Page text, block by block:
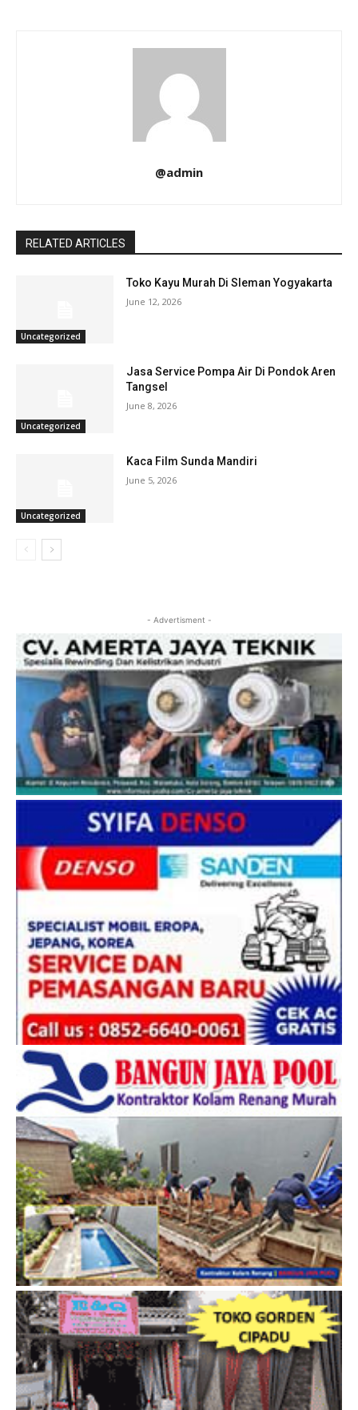
@admin
RELATED ARTICLES
Uncategorized
Toko Kayu Murah Di Sleman Yogyakarta
June 12, 2026
Uncategorized
Jasa Service Pompa Air Di Pondok Aren
Tangsel
June 8, 2026
Uncategorized
Kaca Film Sunda Mandiri
June 5, 2026
- Advertisment -